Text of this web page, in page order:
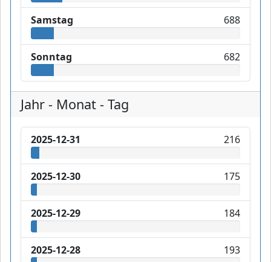
Samstag 688
Sonntag 682
Jahr - Monat - Tag
2025-12-31 216
2025-12-30 175
2025-12-29 184
2025-12-28 193